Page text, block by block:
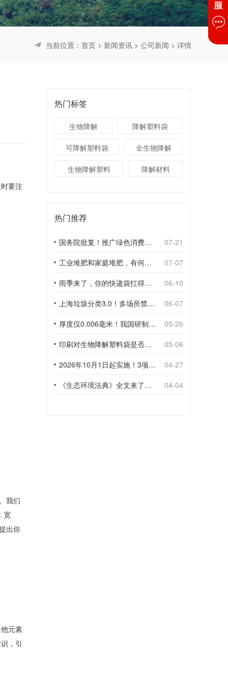
当前位置： 首页 > 新闻资讯 > 公司新闻 > 详情
要注
我们
宽
出你
元素
，引
热门标签
生物降解 降解塑料袋
可降解塑料袋 全生物降解
生物降解塑料 降解材料
热门推荐
国务院批复！推广绿色消费，引导使用环保可降解包装材料
07-21
工业堆肥和家庭堆肥，有何不同？
07-07
雨季来了，你的快递袋扛得住吗？
06-10
上海垃圾分类3.0！多场所禁止使用一次性塑料袋；推动快递包装绿色转型
06-07
厚度仅0.006毫米！我国研制出超薄型全生物降解渗水地膜
05-26
印刷对生物降解塑料袋是否构成影响？
05-06
2026年10月1日起实施！3项生物降解能力检测新国标
04-27
《生态环境法典》全文来了！降解材料、生物基应用与包装环保规范
04-04